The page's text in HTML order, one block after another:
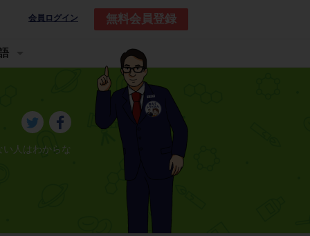
会員ログイン 無料会員登録
人はわからな